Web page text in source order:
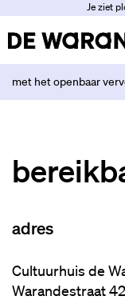
Je ziet
met het openbaar
adres
Cultuurhuis de
Warandestraat 42